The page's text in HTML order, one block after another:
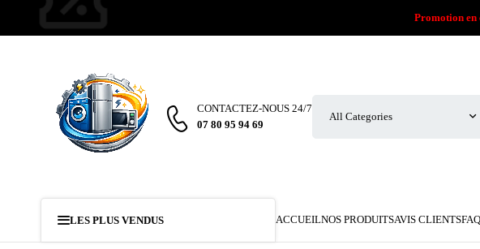
Promotion en
CONTACTEZ-NOUS 24/7
07 80 95 94 69
LES PLUS VENDUS ACCUEILNOS PRODUITSAVIS CLIENTS